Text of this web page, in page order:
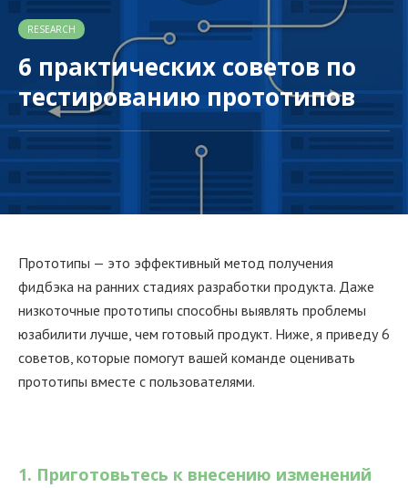
RESEARCH
6 практических советов по
тестированию прототипов
Прототипы — это эффективный метод получения
фидбэка на ранних стадиях разработки продукта. Даже
низкоточные прототипы способны выявлять проблемы
юзабилити лучше, чем готовый продукт. Ниже, я приведу 6
советов, которые помогут вашей команде оценивать
прототипы вместе с пользователями.
1. Приготовьтесь к внесению изменений